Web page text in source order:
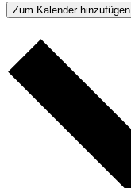
Zum Kalender hinzufügen